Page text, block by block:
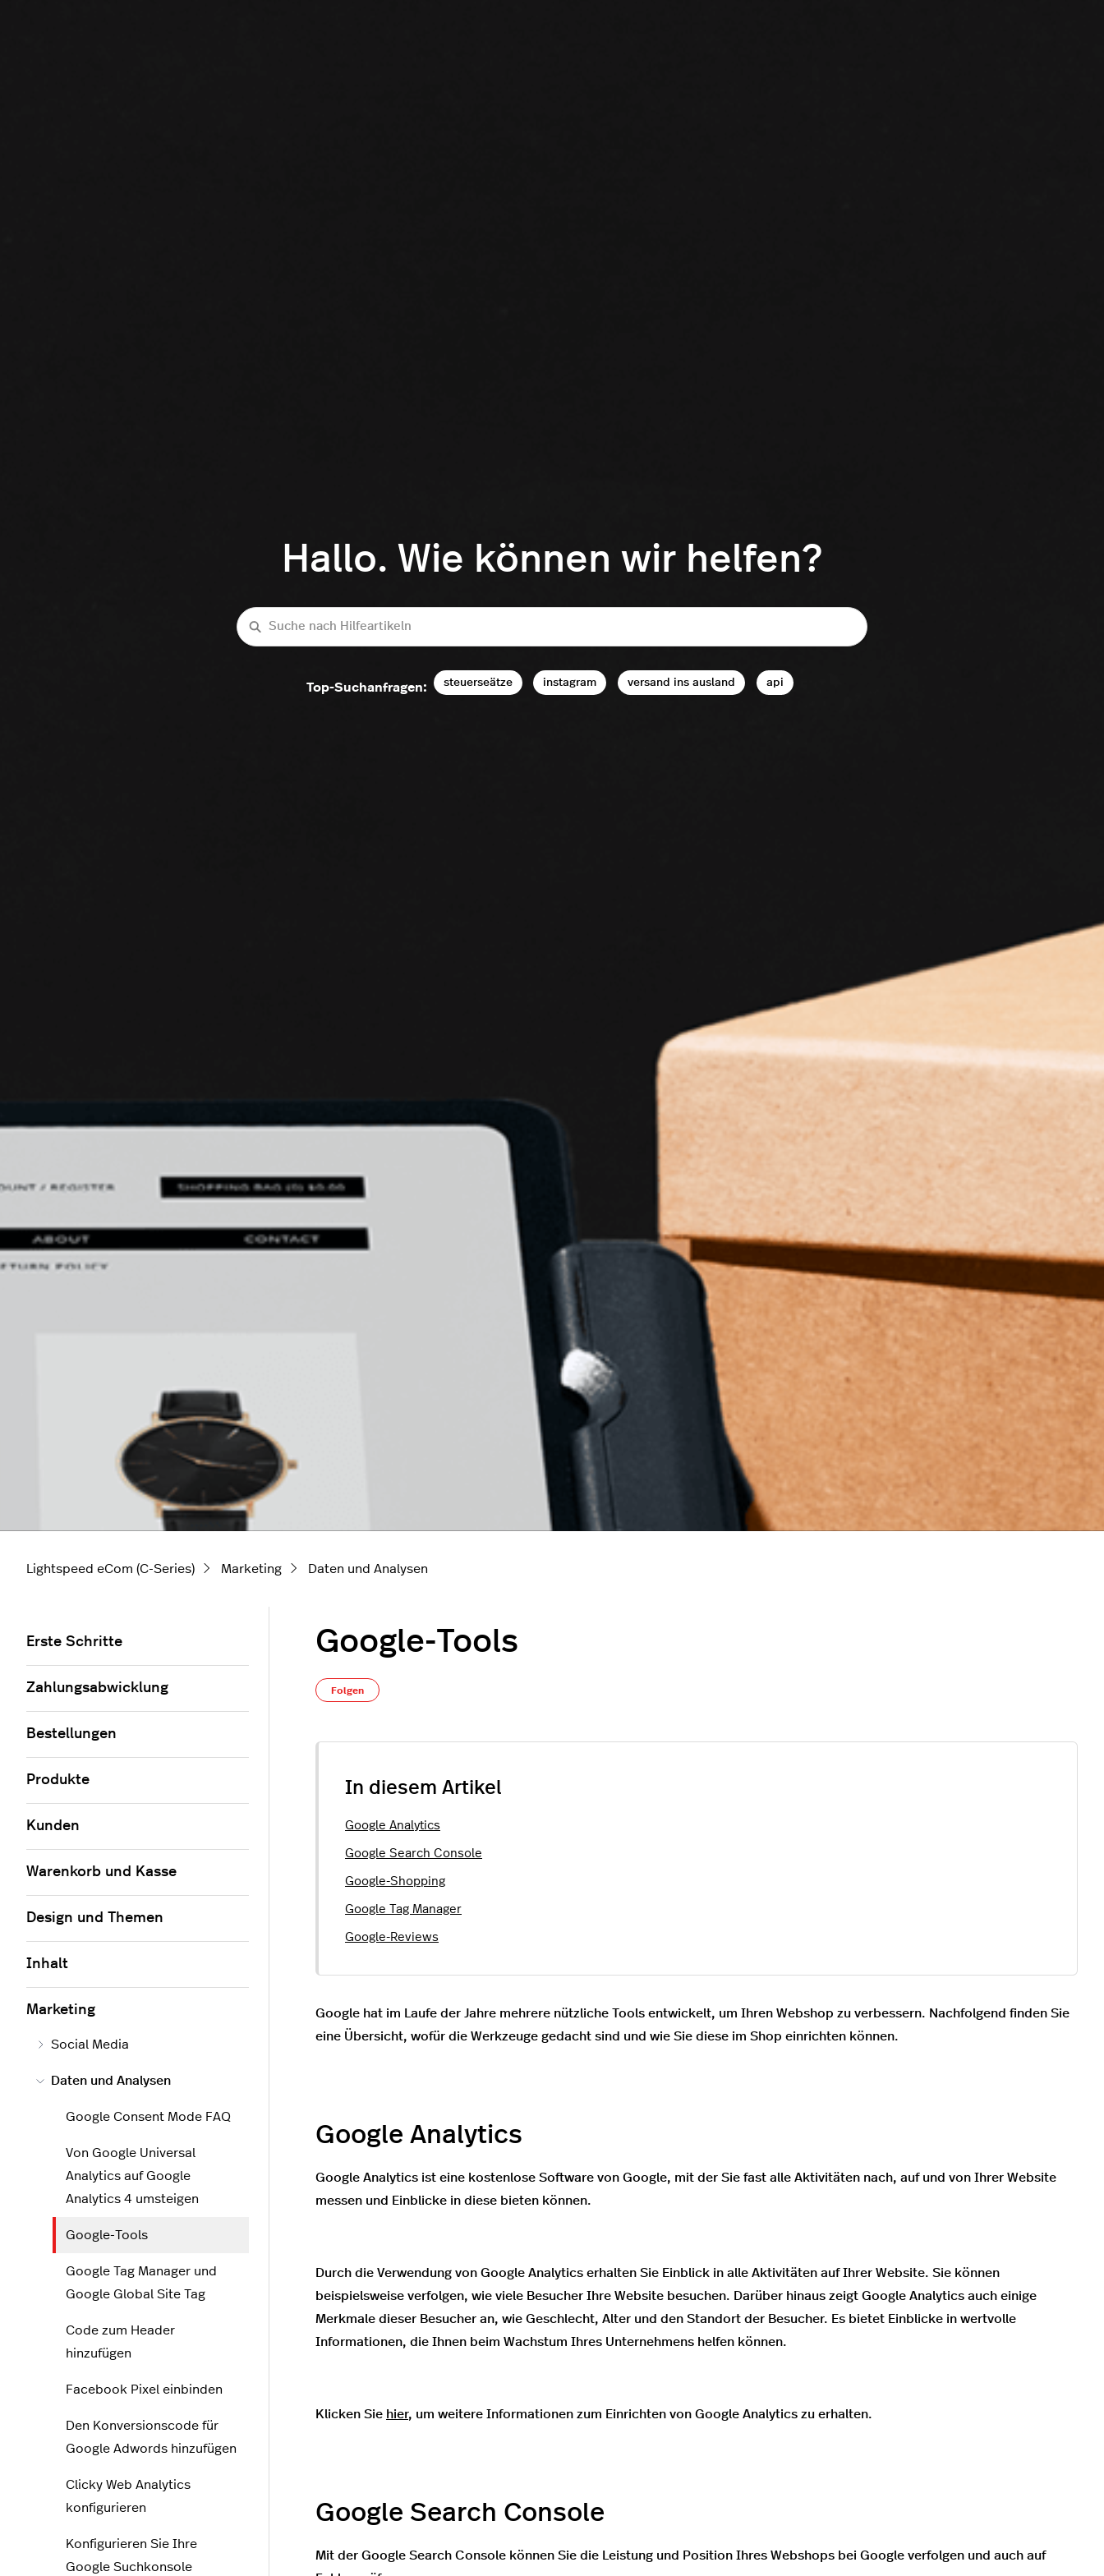
Hallo. Wie können wir helfen?
Suche
Top-Suchanfragen: steuerseätze instagram versand ins ausland api
Lightspeed eCom (C-Series) Marketing Daten und Analysen
Google-Tools
Folgen
In diesem Artikel
Google Analytics
Google Search Console
Google-Shopping
Google Tag Manager
Google-Reviews
Google hat im Laufe der Jahre mehrere nützliche Tools entwickelt, um Ihren Webshop zu verbessern. Nachfolgend finden Sie
eine Übersicht, wofür die Werkzeuge gedacht sind und wie Sie diese im Shop einrichten können.
Google Analytics
Google Analytics ist eine kostenlose Software von Google, mit der Sie fast alle Aktivitäten nach, auf und von Ihrer Website
messen und Einblicke in diese bieten können.
Durch die Verwendung von Google Analytics erhalten Sie Einblick in alle Aktivitäten auf Ihrer Website. Sie können
beispielsweise verfolgen, wie viele Besucher Ihre Website besuchen. Darüber hinaus zeigt Google Analytics auch einige
Merkmale dieser Besucher an, wie Geschlecht, Alter und den Standort der Besucher. Es bietet Einblicke in wertvolle
Informationen, die Ihnen beim Wachstum Ihres Unternehmens helfen können.
Klicken Sie hier, um weitere Informationen zum Einrichten von Google Analytics zu erhalten.
Google Search Console
Mit der Google Search Console können Sie die Leistung und Position Ihres Webshops bei Google verfolgen und auch auf
Erste Schritte
Zahlungsabwicklung
Bestellungen
Produkte
Kunden
Warenkorb und Kasse
Design und Themen
Inhalt
Marketing
Social Media
Daten und Analysen
Google Consent Mode FAQ
Von Google Universal
Analytics auf Google
Analytics 4 umsteigen
Google-Tools
Google Tag Manager und
Google Global Site Tag
Code zum Header
hinzufügen
Facebook Pixel einbinden
Den Konversionscode für
Google Adwords hinzufügen
Clicky Web Analytics
konfigurieren
Konfigurieren Sie Ihre
Google Suchkonsole